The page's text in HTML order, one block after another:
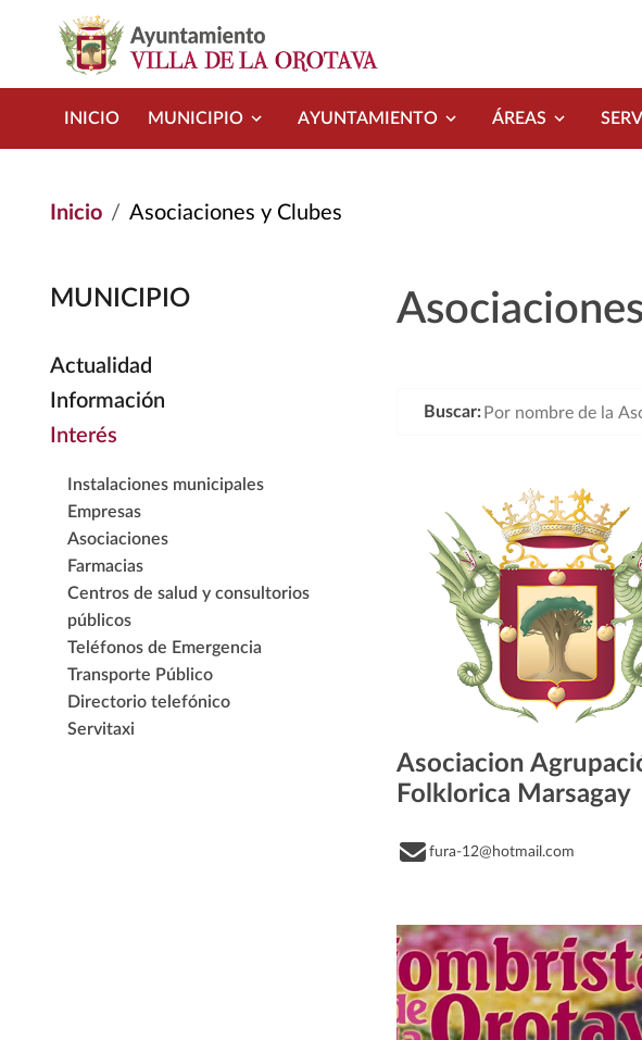
INICIO MUNICIPIO AYUNTAMIENTO ÁREAS
Inicio Asociaciones y Clubes
MUNICIPIO
Actualidad
Información
Interés
Instalaciones municipales
Empresas
Asociaciones
Farmacias
Centros de salud y consultorios
públicos
Teléfonos de Emergencia
Transporte Público
Directorio telefónico
Servitaxi
Buscar:
Asociacion
Folklorica Marsagay
fura-12@hotmail.com